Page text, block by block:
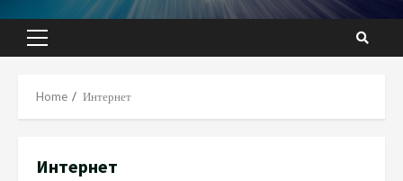
Primary
Home Интернет
Интернет